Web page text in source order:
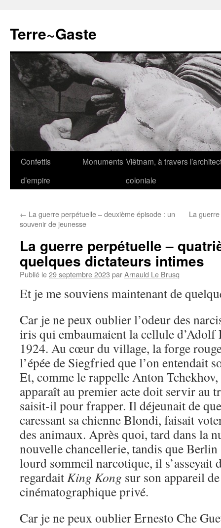
contenu
Terre~Gaste
Confettis
d’empire
Monuments Viêtnam, à travers
coloniale
← La guerre perpétuelle – deuxième épisode : un
souvenir de jeunesse
La
La guerre perpétuelle –
quelques dictateurs intimes
Publié le29 septembre 2023 parArnauld Le Brusq
Et je me souviens maintenant de
Car je ne peux oublier l’odeur des
iris qui embaumaient la cellule
1924. Au cœur du village, la forge
l’épée de Siegfried que l’on entendait
Et, comme le rappelle Anton
apparaît au premier acte doit servir au
saisit-il pour frapper. Il déjeunait de
caressant sa chienne Blondi, faisait
des animaux. Après quoi, tard dans la
nouvelle chancellerie, tandis que Berlin
lourd sommeil narcotique, il s’asseyait
regardaitKing Kong sur son appareil
cinématographique privé.
Car je ne peux oublier Ernesto Che